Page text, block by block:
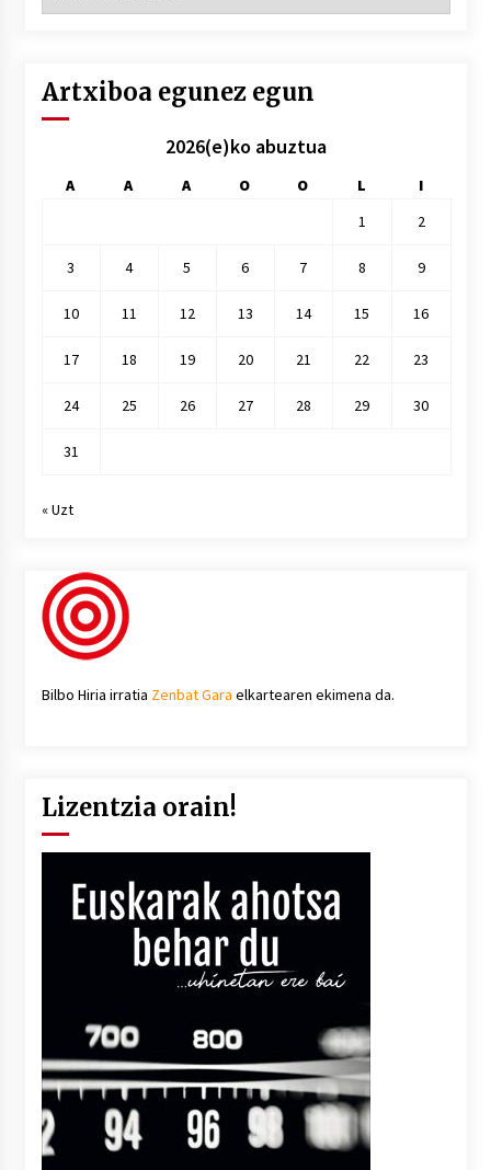
Artxiboa egunez egun
2026(e)ko abuztua
A A A O O L
I
1
2
3 4 5 6 7 8 9
10 11 12 13 14 15 16
17 18 19 20 21 22 23
24 25 26 27 28 29 30
31
« Uzt
Bilbo Hiria irratia Zenbat Gara elkartearen ekimena da.
Lizentzia orain!